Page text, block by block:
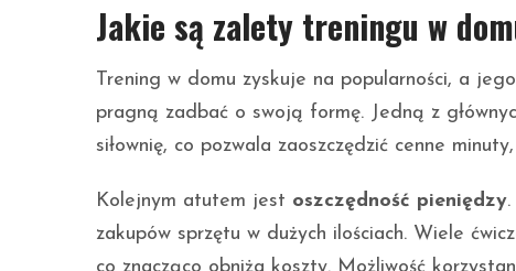
Jakie są zalety treningu w
Trening w domu zyskuje na popularności, a
pragną zadbać o swoją formę. Jedną z
siłownię, co pozwala zaoszczędzić cenne
Kolejnym atutem jest oszczędność pieniędzy
zakupów sprzętu w dużych ilościach. Wiele